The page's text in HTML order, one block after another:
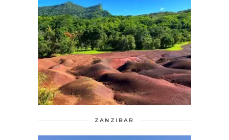
ZANZIBAR